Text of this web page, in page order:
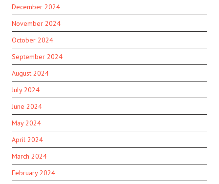
December 2024
November 2024
October 2024
September 2024
August 2024
July 2024
June 2024
May 2024
April 2024
March 2024
February 2024